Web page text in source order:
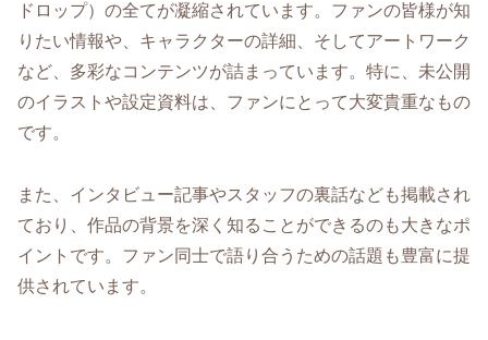
ドロップ）の全てが凝縮されています。ファンの皆様が知
りたい情報や、キャラクターの詳細、そしてアートワーク
など、多彩なコンテンツが詰まっています。特に、未公開
のイラストや設定資料は、ファンにとって大変貴重なもの
です。
また、インタビュー記事やスタッフの裏話なども掲載され
ており、作品の背景を深く知ることができるのも大きなポ
イントです。ファン同士で語り合うための話題も豊富に提
供されています。